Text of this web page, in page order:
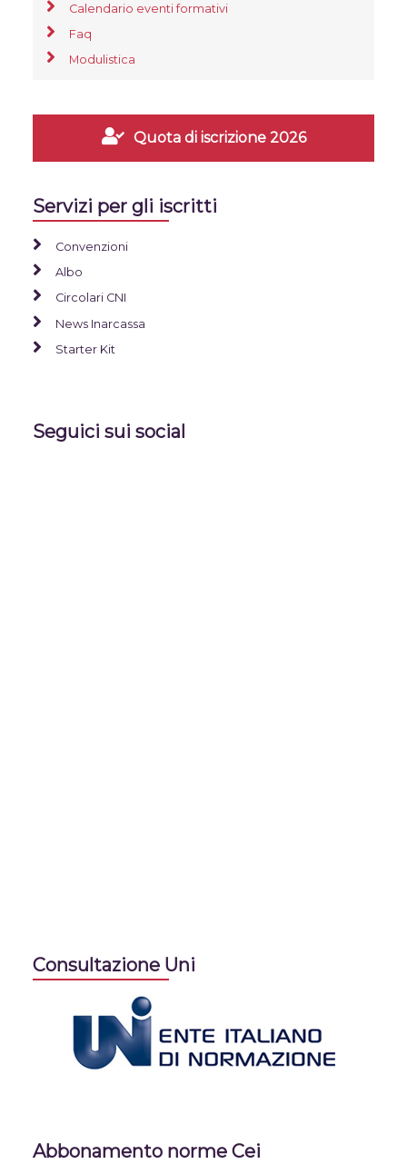
Calendario eventi formativi
Faq
Modulistica
Quota di iscrizione 2026
Servizi per gli iscritti
Convenzioni
Albo
Circolari CNI
News Inarcassa
Starter Kit
Seguici sui social
Consultazione Uni
Abbonamento norme Cei